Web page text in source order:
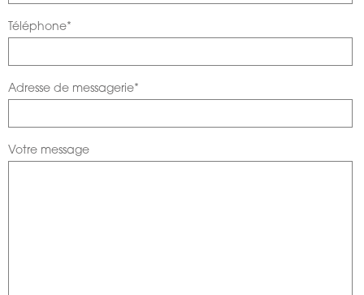
Téléphone*
Adresse de messagerie*
Votre message